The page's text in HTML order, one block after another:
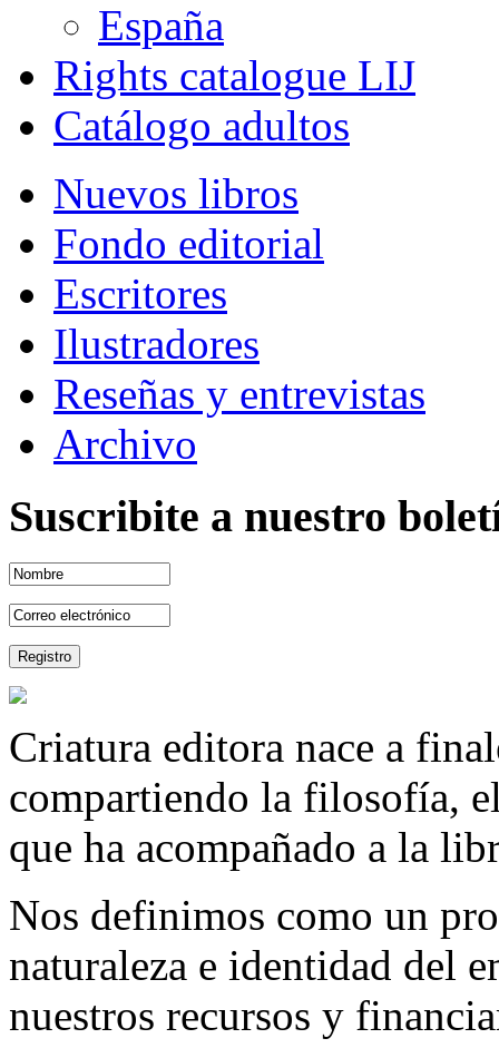
España
Rights catalogue LIJ
Catálogo adultos
Nuevos libros
Fondo editorial
Escritores
Ilustradores
Reseñas y entrevistas
Archivo
Suscribite a nuestro
Criatura editora nace a
compartiendo la filosofía,
que ha acompañado a la
Nos definimos como un
naturaleza e identidad del
nuestros recursos y